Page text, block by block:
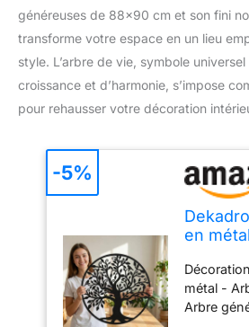
généreuses de 88×90 cm et son fini
transforme votre espace en un lieu
style. L’arbre de vie, symbole
croissance et d’harmonie, s’impose
pour rehausser votre décoration
en
de
métal -
Arbre
-5%